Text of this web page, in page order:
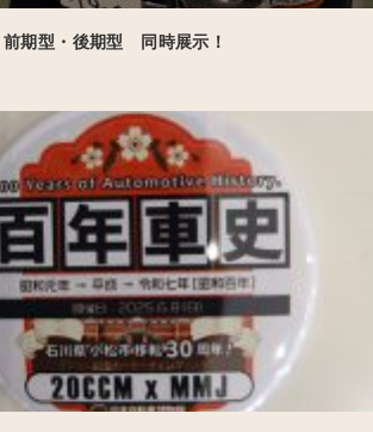
期型・後期型 同時展示！